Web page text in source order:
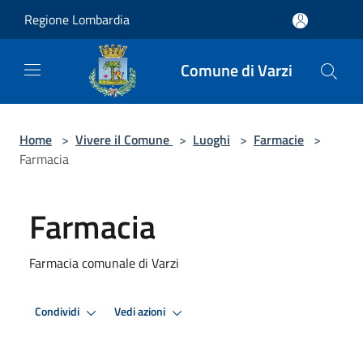
Regione Lombardia
Comune di Varzi
Home > Vivere il Comune > Luoghi > Farmacie >
Farmacia
Farmacia
Farmacia comunale di Varzi
Condividi Vedi azioni